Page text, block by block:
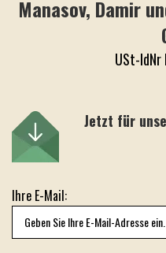
Manasov, Damir
USt-IdNr
Jetzt für
Ihre E-Mail: